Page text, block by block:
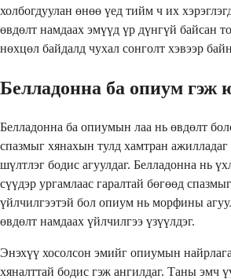
холбогдуулан өнөө үед тийм ч их
өвдөлт намдаах эмүүд үр дүнгүй байсан
нөхцөл байдалд чухал сонголт хэвээр
Белладонна ба опиум гэж
Белладонна ба опиумын лаа нь өвдөлт
спазмыг хянахын тулд хамтран ажилладаг
шүлтлэг бодис агуулдаг. Белладонна нь
сүүдэр ургамлаас гаралтай бөгөөд
үйлчилгээтэй бол опиум нь морфины
өвдөлт намдаах үйлчилгээ үзүүлдэг.
Энэхүү хосолсон эмийг опиумын
хяналттай бодис гэж ангилдаг. Таны эмч